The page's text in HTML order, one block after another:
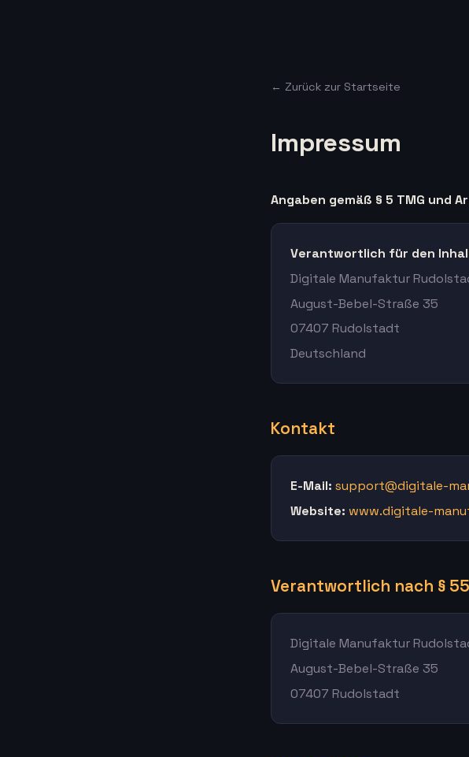
← Zurück zur Startseite
Impressum
Angaben gemäß § 5 TMG und
Verantwortlich für den
Digitale Manufaktur
August-Bebel-Straße 35
07407 Rudolstadt
Deutschland
Kontakt
E-Mail: support@digitale-
Website: www.digitale-
Verantwortlich nach §
Digitale Manufaktur
August-Bebel-Straße 35
07407 Rudolstadt